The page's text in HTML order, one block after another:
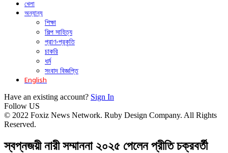
খেলা
অন্যান্য
শিক্ষা
শিল্প সাহিত্য
প্রাণ-প্রকৃতি
চাকরি
ধর্ম
সংবাদ বিজ্ঞপ্তি
English
Have an existing account? Sign In
Follow US
© 2022 Foxiz News Network. Ruby Design Company. All Rights
Reserved.
স্বপ্নজয়ী নারী সম্মাননা ২০২৫ পেলেন প্রীতি চক্রবর্তী